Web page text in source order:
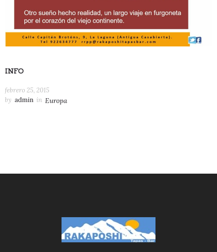
INFO
febrero 25, 2015
by admin in Europa